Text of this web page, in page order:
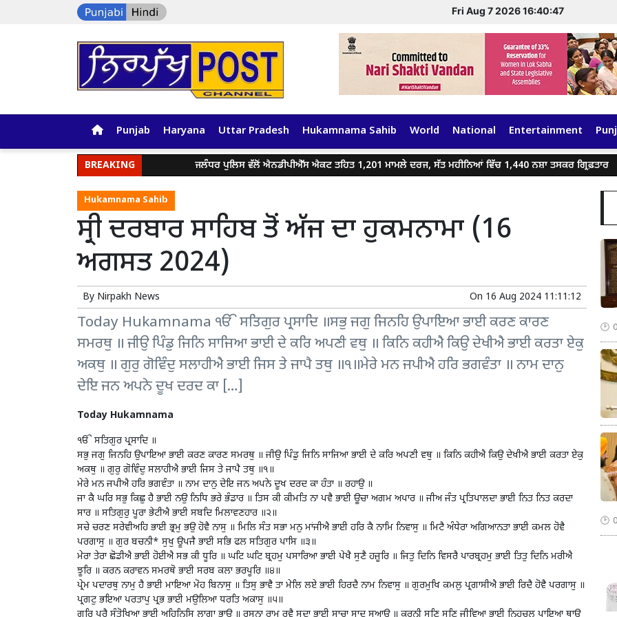
Fri Aug 7 2026 16:40:47
Punjab Haryana Uttar Pradesh Hukamnama Sahib World National Entertainment
BREAKING ਜਲੰਧਰ ਪੁਲਿਸ ਵੱਲੋਂ ਐਨਡੀਪੀਐੱਸ ਐਕਟ ਤਹਿਤ 1,201 ਮਾਮਲੇ ਦਰਜ, ਸੱਤ ਮਹੀਨਿਆਂ ਵਿੱਚ 1,440 ਨਸ਼ਾ ਤਸਕਰ ਗ੍ਰਿਫ਼ਤਾਰ
Hukamnama Sahib
ਸ੍ਰੀ ਦਰਬਾਰ ਸਾਹਿਬ ਤੋਂ ਅੱਜ ਦਾ ਹੁਕਮਨਾਮਾ (16
ਅਗਸਤ 2024)
By Nirpakh News On 16 Aug 2024 11:11:12
Today Hukamnama ੴ ਸਤਿਗੁਰ ਪ੍ਰਸਾਦਿ ॥ਸਭੁ ਜਗੁ ਜਿਨਹਿ ਉਪਾਇਆ ਭਾਈ ਕਰਣ ਕਾਰਣ
ਸਮਰਥੁ ॥ ਜੀਉ ਪਿੰਡੁ ਜਿਨਿ ਸਾਜਿਆ ਭਾਈ ਦੇ ਕਰਿ ਅਪਣੀ ਵਥੁ ॥ ਕਿਨਿ ਕਹੀਐ ਕਿਉ ਦੇਖੀਐ ਭਾਈ ਕਰਤਾ ਏਕੁ
ਅਕਥੁ ॥ ਗੁਰੁ ਗੋਵਿੰਦੁ ਸਲਾਹੀਐ ਭਾਈ ਜਿਸ ਤੇ ਜਾਪੈ ਤਥੁ ॥੧॥ਮੇਰੇ ਮਨ ਜਪੀਐ ਹਰਿ ਭਗਵੰਤਾ ॥ ਨਾਮ ਦਾਨੁ
ਦੇਇ ਜਨ ਅਪਨੇ ਦੂਖ ਦਰਦ ਕਾ […]
Today Hukamnama
ੴ ਸਤਿਗੁਰ ਪ੍ਰਸਾਦਿ ॥
ਸਭੁ ਜਗੁ ਜਿਨਹਿ ਉਪਾਇਆ ਭਾਈ ਕਰਣ ਕਾਰਣ ਸਮਰਥੁ ॥ ਜੀਉ ਪਿੰਡੁ ਜਿਨਿ ਸਾਜਿਆ ਭਾਈ ਦੇ ਕਰਿ ਅਪਣੀ ਵਥੁ ॥ ਕਿਨਿ ਕਹੀਐ ਕਿਉ ਦੇਖੀਐ ਭਾਈ ਕਰਤਾ ਏਕੁ
ਅਕਥੁ ॥ ਗੁਰੁ ਗੋਵਿੰਦੁ ਸਲਾਹੀਐ ਭਾਈ ਜਿਸ ਤੇ ਜਾਪੈ ਤਥੁ ॥੧॥
ਮੇਰੇ ਮਨ ਜਪੀਐ ਹਰਿ ਭਗਵੰਤਾ ॥ ਨਾਮ ਦਾਨੁ ਦੇਇ ਜਨ ਅਪਨੇ ਦੂਖ ਦਰਦ ਕਾ ਹੰਤਾ ॥ ਰਹਾਉ ॥
ਜਾ ਕੈ ਘਰਿ ਸਭੁ ਕਿਛੁ ਹੈ ਭਾਈ ਨਉ ਨਿਧਿ ਭਰੇ ਭੰਡਾਰ ॥ ਤਿਸ ਕੀ ਕੀਮਤਿ ਨਾ ਪਵੈ ਭਾਈ ਊਚਾ ਅਗਮ ਅਪਾਰ ॥ ਜੀਅ ਜੰਤ ਪ੍ਰਤਿਪਾਲਦਾ ਭਾਈ ਨਿਤ ਨਿਤ ਕਰਦਾ
ਸਾਰ ॥ ਸਤਿਗੁਰੁ ਪੂਰਾ ਭੇਟੀਐ ਭਾਈ ਸਬਦਿ ਮਿਲਾਵਣਹਾਰ ॥੨॥
ਸਚੇ ਚਰਣ ਸਰੇਵੀਅਹਿ ਭਾਈ ਭ੍ਰਮੁ ਭਉ ਹੋਵੈ ਨਾਸੁ ॥ ਮਿਲਿ ਸੰਤ ਸਭਾ ਮਨੁ ਮਾਂਜੀਐ ਭਾਈ ਹਰਿ ਕੈ ਨਾਮਿ ਨਿਵਾਸੁ ॥ ਮਿਟੈ ਅੰਧੇਰਾ ਅਗਿਆਨਤਾ ਭਾਈ ਕਮਲ ਹੋਵੈ
ਪਰਗਾਸੁ ॥ ਗੁਰ ਬਚਨੀ* ਸੁਖੁ ਊਪਜੈ ਭਾਈ ਸਭਿ ਫਲ ਸਤਿਗੁਰ ਪਾਸਿ ॥੩॥
ਮੇਰਾ ਤੇਰਾ ਛੋਡੀਐ ਭਾਈ ਹੋਈਐ ਸਭ ਕੀ ਧੂਰਿ ॥ ਘਟਿ ਘਟਿ ਬ੍ਰਹਮੁ ਪਸਾਰਿਆ ਭਾਈ ਪੇਖੈ ਸੁਣੈ ਹਜੂਰਿ ॥ ਜਿਤੁ ਦਿਨਿ ਵਿਸਰੈ ਪਾਰਬ੍ਰਹਮੁ ਭਾਈ ਤਿਤੁ ਦਿਨਿ ਮਰੀਐ
ਝੂਰਿ ॥ ਕਰਨ ਕਰਾਵਨ ਸਮਰਥੋ ਭਾਈ ਸਰਬ ਕਲਾ ਭਰਪੂਰਿ ॥੪॥
ਪ੍ਰੇਮ ਪਦਾਰਥੁ ਨਾਮੁ ਹੈ ਭਾਈ ਮਾਇਆ ਮੋਹ ਬਿਨਾਸੁ ॥ ਤਿਸੁ ਭਾਵੈ ਤਾ ਮੇਲਿ ਲਏ ਭਾਈ ਹਿਰਦੈ ਨਾਮ ਨਿਵਾਸੁ ॥ ਗੁਰਮੁਖਿ ਕਮਲੁ ਪ੍ਰਗਾਸੀਐ ਭਾਈ ਰਿਦੈ ਹੋਵੈ ਪਰਗਾਸੁ ॥
ਪ੍ਰਗਟੁ ਭਇਆ ਪਰਤਾਪੁ ਪ੍ਰਭ ਭਾਈ ਮਉਲਿਆ ਧਰਤਿ ਅਕਾਸੁ ॥੫॥